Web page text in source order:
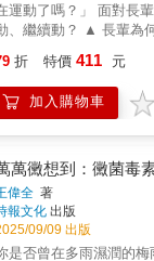
運動了嗎？」 面對長
、繼續動？ ▲ 長輩為
。作者透過訓練前的
。這些過程讓他體悟
訓抱孫的力量？本書
。將老人家「被強迫
腦萎縮症長輩的運動
計的居家運動圖解，
，在家就能練出好肌
能上課……引領讀者幫
折 特價 411 元
加入購物車
萬黴想到：黴菌毒
偉全 著
報文化 出版
09/09 出版
是否曾在多雨濕潤的